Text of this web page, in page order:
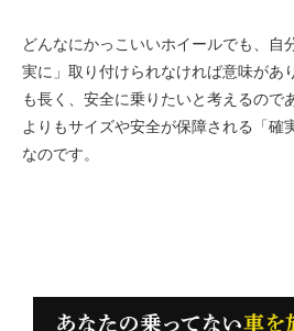
どんなにかっこいいホイールでも、自
実に」取り付けられなければ意味があ
も長く、安全に乗りたいと考えるので
よりもサイズや安全が保障される「確
なのです。